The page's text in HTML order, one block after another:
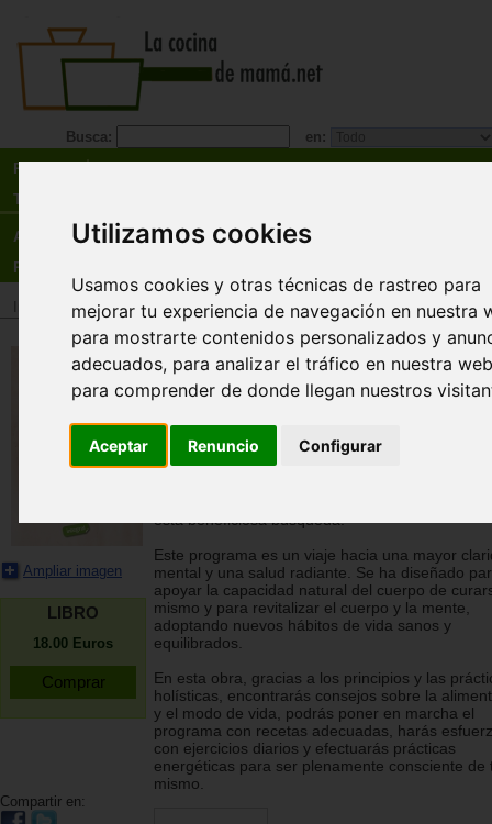
Utilizamos cookies
Usamos cookies y otras técnicas de rastreo para
mejorar tu experiencia de navegación en nuestra
para mostrarte contenidos personalizados y
adecuados, para analizar el tráfico en nuestra
para comprender de donde llegan nuestros
Aceptar Renuncio Configurar
Busca: en:
Recetas
Tienda
Actualidad
Registro
Tienda>Libros >Especialidades>Saludable>Otros temas
Ampliar imagen
LIBRO
18.00 Euros
Compartir en:
Potencia tu salud. ¡Toma las
en 21 días!
Veintiún días para tomar las riendas de tu salud,
recuperar la vitalidad y crear nuevas rutinas
esta beneficiosa búsqueda.
Este programa es un viaje hacia una mayor
mental y una salud radiante. Se ha diseñado
apoyar la capacidad natural del cuerpo de
mismo y para revitalizar el cuerpo y la mente,
adoptando nuevos hábitos de vida sanos y
equilibrados.
En esta obra, gracias a los principios y las
holísticas, encontrarás consejos sobre la
y el modo de vida, podrás poner en marcha el
programa con recetas adecuadas, harás
con ejercicios diarios y efectuarás prácticas
energéticas para ser plenamente consciente de
mismo.